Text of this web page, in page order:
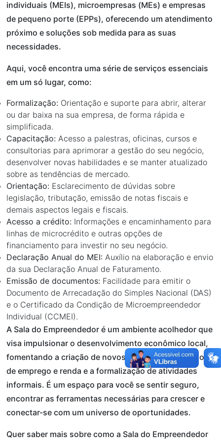
individuais (MEIs), microempresas (MEs) e empresas
de pequeno porte (EPPs), oferecendo um atendimento
próximo e soluções sob medida para as suas
necessidades.
Aqui, você encontra uma série de serviços essenciais
em um só lugar, como:
Formalização: Orientação e suporte para abrir, alterar
ou dar baixa na sua empresa, de forma rápida e
simplificada.
Capacitação: Acesso a palestras, oficinas, cursos e
consultorias para aprimorar a gestão do seu negócio,
desenvolver novas habilidades e se manter atualizado
sobre as tendências de mercado.
Orientação: Esclarecimento de dúvidas sobre
legislação, tributação, emissão de notas fiscais e
demais aspectos legais e fiscais.
Acesso a crédito: Informações e encaminhamento para
linhas de microcrédito e outras opções de
financiamento para investir no seu negócio.
Declaração Anual do MEI: Auxílio na elaboração e envio
da sua Declaração Anual de Faturamento.
Emissão de documentos: Facilidade para emitir o
Documento de Arrecadação do Simples Nacional (DAS)
e o Certificado da Condição de Microempreendedor
Individual (CCMEI).
A Sala do Empreendedor é um ambiente acolhedor que
visa impulsionar o desenvolvimento econômico local,
fomentando a criação de novos negócios, a geração
de emprego e renda e a formalização de atividades
informais. É um espaço para você se sentir seguro,
encontrar as ferramentas necessárias para crescer e
conectar-se com um universo de oportunidades.
Quer saber mais sobre como a Sala do Empreendedor